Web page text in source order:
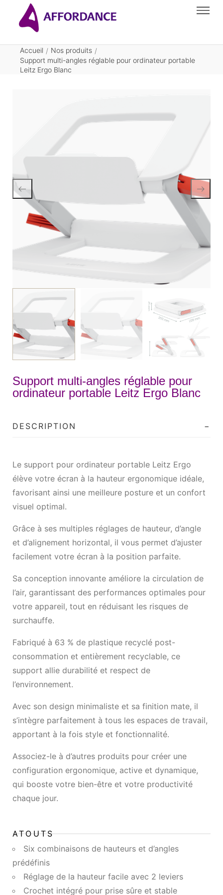
Accueil / Nos produits /
Support multi-angles réglable pour ordinateur portable
Leitz Ergo Blanc
Support multi-angles réglable pour
ordinateur portable Leitz Ergo Blanc
DESCRIPTION
Le support pour ordinateur portable Leitz Ergo
élève votre écran à la hauteur ergonomique idéale,
favorisant ainsi une meilleure posture et un confort
visuel optimal.
Grâce à ses multiples réglages de hauteur, d’angle
et d’alignement horizontal, il vous permet d’ajuster
facilement votre écran à la position parfaite.
Sa conception innovante améliore la circulation de
l’air, garantissant des performances optimales pour
votre appareil, tout en réduisant les risques de
surchauffe.
Fabriqué à 63 % de plastique recyclé post-
consommation et entièrement recyclable, ce
support allie durabilité et respect de
l’environnement.
Avec son design minimaliste et sa finition mate, il
s’intègre parfaitement à tous les espaces de travail,
apportant à la fois style et fonctionnalité.
Associez-le à d’autres produits pour créer une
configuration ergonomique, active et dynamique,
qui booste votre bien-être et votre productivité
chaque jour.
ATOUTS
Six combinaisons de hauteurs et d’angles
prédéfinis
Réglage de la hauteur facile avec 2 leviers
Crochet intégré pour prise sûre et stable